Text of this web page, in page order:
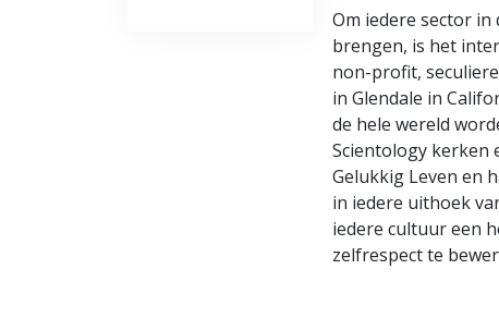
Om iedere sector
brengen, is het
non-profit,
in Glendale in
de hele wereld
Scientology kerken
Gelukkig Leven en
in iedere uithoek
iedere cultuur een
zelfrespect te